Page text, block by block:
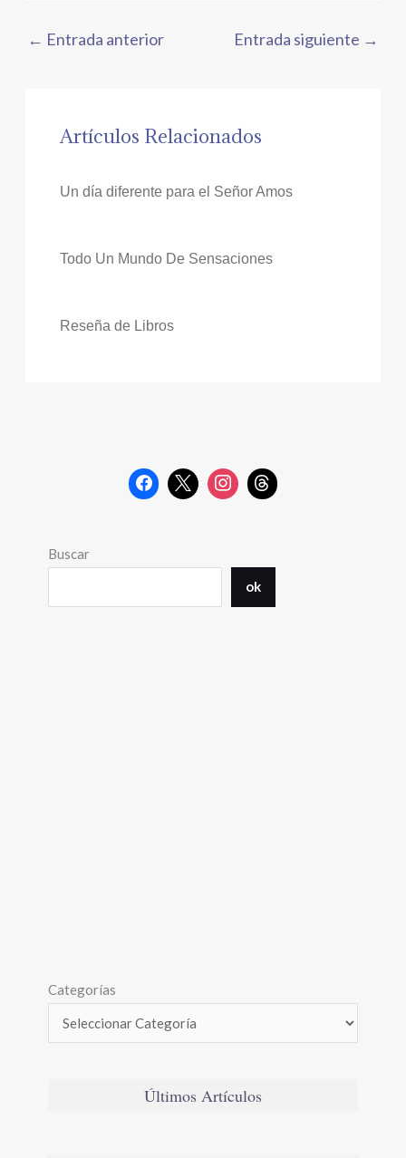
← Entrada anterior Entrada siguiente →
Artículos Relacionados
Un día diferente para el Señor Amos
Todo Un Mundo De Sensaciones
Reseña de Libros
Buscar
ok
Categorías
Últimos Artículos